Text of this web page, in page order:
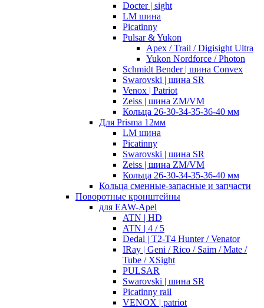
Docter | sight
LM шина
Picatinny
Pulsar & Yukon
Apex / Trail / Digisight Ultra
Yukon Nordforce / Photon
Schmidt Bender | шина Convex
Swarovski | шина SR
Venox | Patriot
Zeiss | шина ZM/VM
Кольца 26-30-34-35-36-40 мм
Для Prisma 12мм
LM шина
Picatinny
Swarovski | шина SR
Zeiss | шина ZM/VM
Кольца 26-30-34-35-36-40 мм
Кольца сменные-запасные и запчасти
Поворотные кронштейны
для EAW-Apel
ATN | HD
ATN | 4 / 5
Dedal | T2-T4 Hunter / Venator
IRay | Geni / Rico / Saim / Mate /
Tube / XSight
PULSAR
Swarovski | шина SR
Picatinny rail
VENOX | patriot